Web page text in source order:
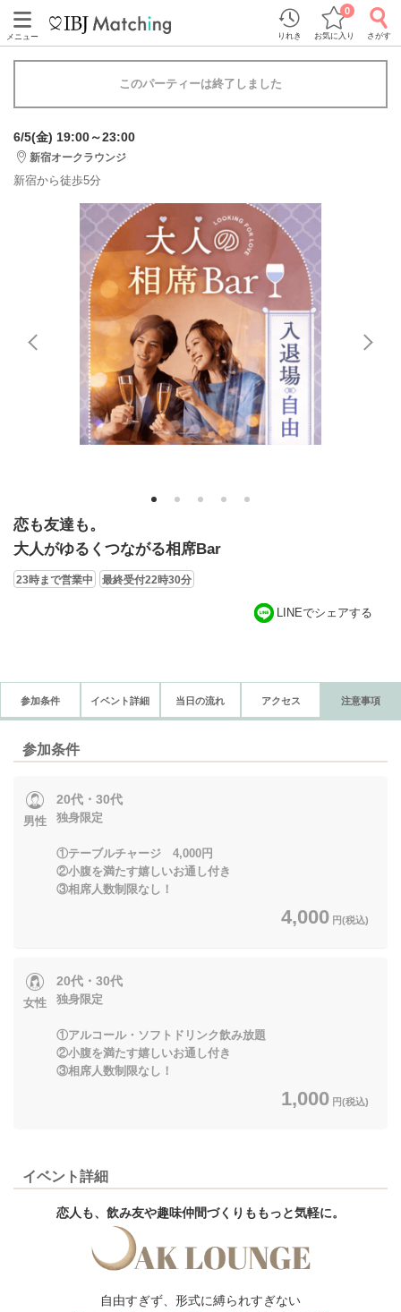
メニュー りれき お気に入り
0
さがす
このパーティーは終了しました
6/5(金) 19:00～23:00
新宿オークラウンジ
新宿から徒歩5分
1 2 3 4 5
恋も友達も。
大人がゆるくつながる相席Bar
23時まで営業中 最終受付22時30分
LINEでシェアする
参加条件 イベント詳細 当日の流れ アクセス 注意事項
参加条件
男性
20代・30代
独身限定
①テーブルチャージ 4,000円
②小腹を満たす嬉しいお通し付き
③相席人数制限なし！
4,000 円(税込)
女性
20代・30代
独身限定
①アルコール・ソフトドリンク飲み放題
②小腹を満たす嬉しいお通し付き
③相席人数制限なし！
1,000 円(税込)
イベント詳細
恋人も、飲み友や趣味仲間づくりももっと気軽に。
自由すぎず、形式に縛られすぎない